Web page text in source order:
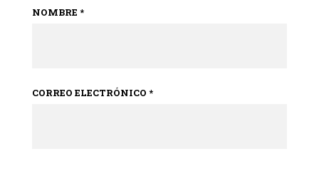
NOMBRE *
CORREO ELECTRÓNICO *